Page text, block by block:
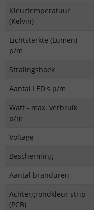
Kleurtemperatuur
(Kelvin)
Lichtsterkte (Lumen)
p/m
Stralingshoek
Aantal LED's p/m
Watt - max. verbruik
p/m
Voltage
Bescherming
Aantal branduren
Achtergrondkleur strip
(PCB)